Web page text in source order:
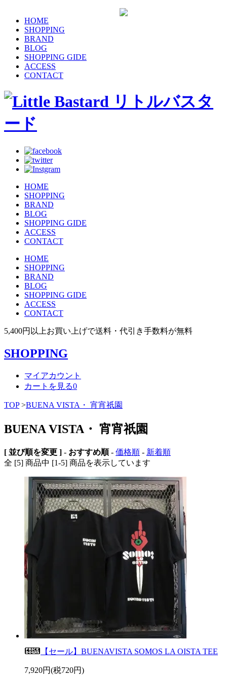
HOME
SHOPPING
BRAND
BLOG
SHOPPING GIDE
ACCESS
CONTACT
HOME
SHOPPING
BRAND
BLOG
SHOPPING GIDE
ACCESS
CONTACT
HOME
SHOPPING
BRAND
BLOG
SHOPPING GIDE
ACCESS
CONTACT
5,400円以上お買い上げで送料・代引き手数料が無料
SHOPPING
マイアカウント
カートを見る0
TOP >BUENA VISTA・ 宵宵祇園
BUENA VISTA・ 宵宵祇園
[ 並び順を変更 ] - おすすめ順- 価格順 - 新着順
全 [5] 商品中 [1-5] 商品を表示しています
【セール】BUENAVISTA SOMOS LA OISTA TEE
7,920円(税720円)